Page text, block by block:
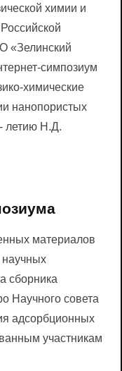
химии и
«Зелинский
симпозиум
химические
нанопористых
летию Н.Д.
материалов
научных
сборника
Научного совета
адсорбционных
участникам